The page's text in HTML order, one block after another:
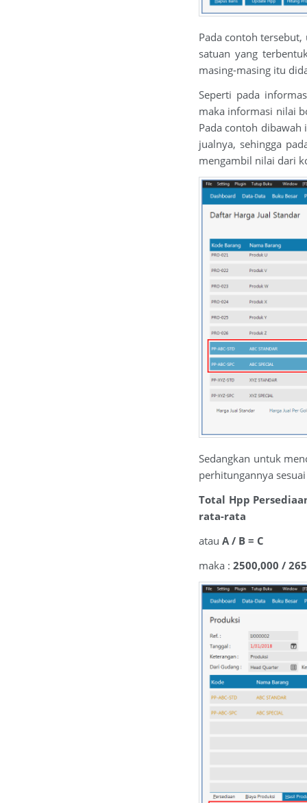
Pada contoh
satuan yang
masing-masing itu
Seperti pada
maka informasi nilai
Pada contoh
jualnya, sehingga
mengambil nilai dari
Sedangkan untuk
perhitungannya
Total Hpp
rata-rata
atau A / B = C
maka : 2500,000 /